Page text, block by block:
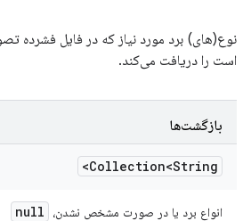
نوع(های) برد مورد نیاز که در فایل فشرده
است را دریافت می‌کند.
بازگشت‌ها
Collection<String>
انواع برد یا در صورت مشخص نشدن، null